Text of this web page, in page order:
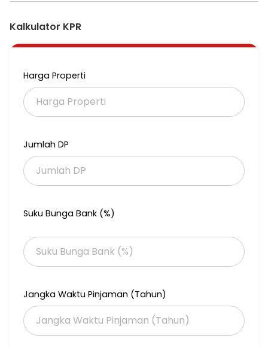
Kalkulator KPR
Harga Properti
Jumlah DP
Suku Bunga Bank (%)
Jangka Waktu Pinjaman (Tahun)